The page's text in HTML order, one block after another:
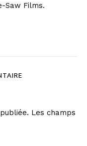
Saw Films.
Les champs